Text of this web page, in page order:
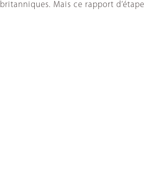
britanniques. Mais ce rapport